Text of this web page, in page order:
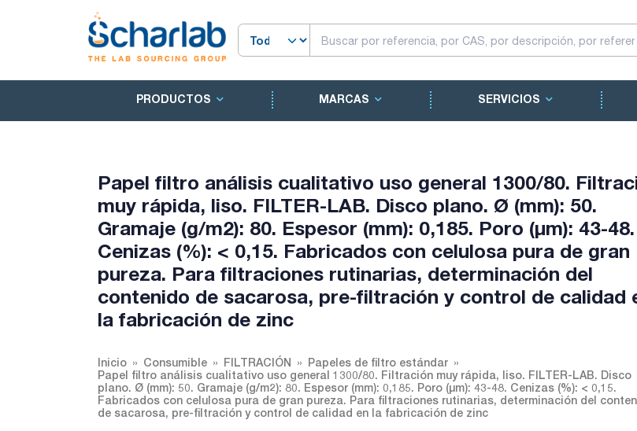
PRODUCTOS MARCAS SERVICIOS
Papel filtro análisis cualitativo uso general 1300/80.
muy rápida, liso. FILTER-LAB. Disco plano. Ø (mm): 50.
Gramaje (g/m2): 80. Espesor (mm): 0,185. Poro (µm): 43-48.
Cenizas (%): < 0,15. Fabricados con celulosa pura de gran
pureza. Para filtraciones rutinarias, determinación del
contenido de sacarosa, pre-filtración y control de calidad
la fabricación de zinc
Inicio Consumible FILTRACIÓN
Papeles de filtro estándar
Papel filtro análisis cualitativo uso general 1300/80. Filtración muy rápida, liso. FILTER-LAB. Disco
plano. Ø (mm): 50. Gramaje (g/m2): 80. Espesor (mm): 0,185. Poro (µm): 43-48. Cenizas (%): < 0,15.
Fabricados con celulosa pura de gran pureza. Para filtraciones rutinarias, determinación del
de sacarosa, pre-filtración y control de calidad en la fabricación de zinc